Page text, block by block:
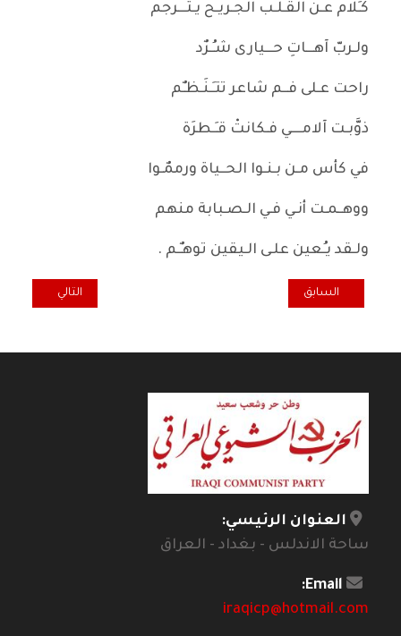
كـَلام عـن القـلـب الجـريـح يـتـــرجم
ولـربّ آهـــاتِ حـــيارى شـُـرٌد
راحت عـلى فــم شاعر تتـَـنَـظـٌم
ذوَّبـت آلامــــي فـكانتْ قـَـطرَة
في كأس مـن بـنـوا الحــياة ورممٌـوا
ووهــمـت أنـي فـي الـصـبابة منهم
ولـقد يـُعين علـى الـيقين توهـٌـم .
المقال السابق: الراحل علي الوردي في ميزان-ج5
السابق المقال التالي: 12 أيار لناظره قريب
التالي
العنوان الرئيسي:
ساحة الاندلس - بغداد - العراق
Email:
iraqicp@hotmail.com